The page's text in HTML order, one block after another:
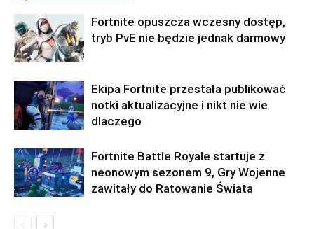
Fortnite opuszcza wczesny dostęp,
tryb PvE nie będzie jednak darmowy
Ekipa Fortnite przestała publikować
notki aktualizacyjne i nikt nie wie
dlaczego
Fortnite Battle Royale startuje z
neonowym sezonem 9, Gry Wojenne
zawitały do Ratowanie Świata